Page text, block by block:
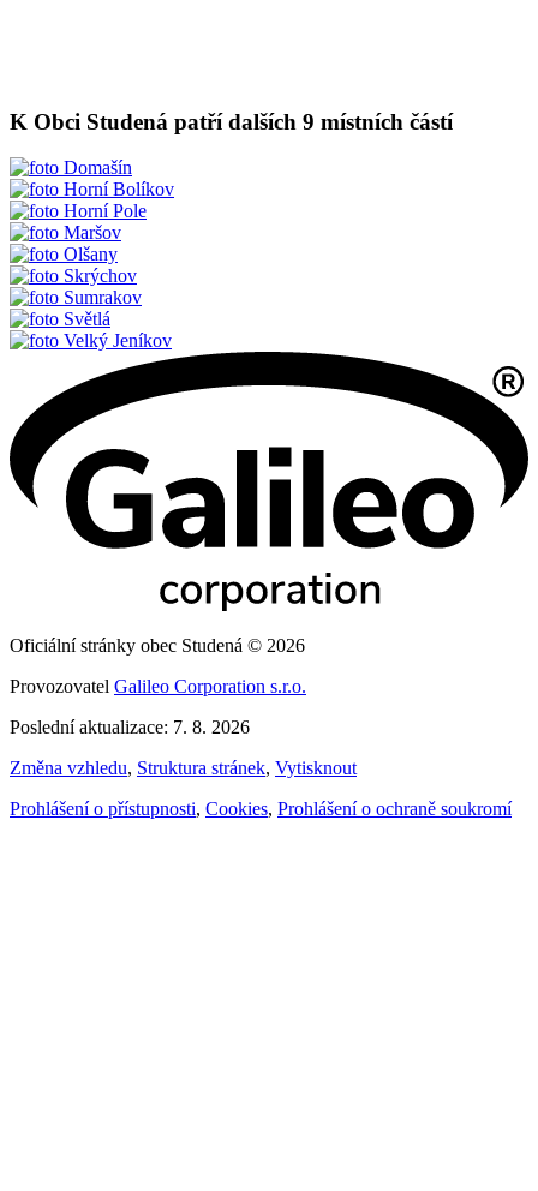
K Obci Studená patří dalších 9 místních částí
Domašín
Horní Bolíkov
Horní Pole
Maršov
Olšany
Skrýchov
Sumrakov
Světlá
Velký Jeníkov
Oficiální stránky obec Studená © 2026
Provozovatel Galileo Corporation s.r.o.
Poslední aktualizace: 7. 8. 2026
Změna vzhledu, Struktura stránek, Vytisknout
Prohlášení o přístupnosti, Cookies, Prohlášení o ochraně soukromí